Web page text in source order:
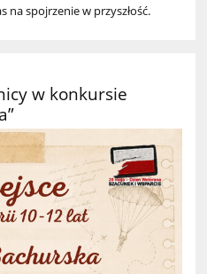
na spojrzenie w przyszłość.
w konkursie